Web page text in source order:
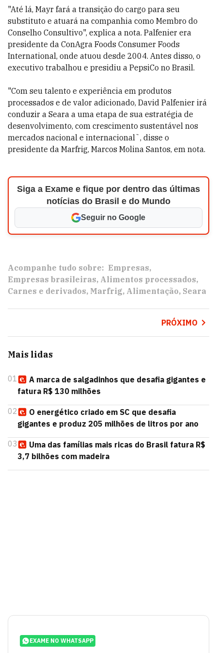
"Até lá, Mayr fará a transição do cargo para seu
substituto e atuará na companhia como Membro do
Conselho Consultivo", explica a nota. Palfenier era
presidente da ConAgra Foods Consumer Foods
International, onde atuou desde 2004. Antes disso, o
executivo trabalhou e presidiu a PepsiCo no Brasil.
"Com seu talento e experiência em produtos
processados e de valor adicionado, David Palfenier irá
conduzir a Seara a uma etapa de sua estratégia de
desenvolvimento, com crescimento sustentável nos
mercados nacional e internacional˜, disse o
presidente da Marfrig, Marcos Molina Santos, em nota.
Siga a Exame e fique por dentro das últimas
notícias do Brasil e do Mundo
Seguir no Google
Acompanhe tudo sobre: Empresas
Empresas brasileiras Alimentos processados
Carnes e derivados Marfrig Alimentação Seara
PRÓXIMO
Mais lidas
01
A marca de salgadinhos que desafia gigantes e
fatura R$ 130 milhões
02
O energético criado em SC que desafia
gigantes e produz 205 milhões de litros por ano
03
Uma das famílias mais ricas do Brasil fatura R$
3,7 bilhões com madeira
EXAME NO WHATSAPP